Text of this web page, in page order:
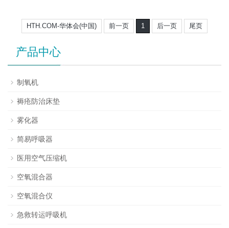
HTH.COM-华体会(中国) 前一页 1 后一页 尾页
产品中心
制氧机
褥疮防治床垫
雾化器
简易呼吸器
医用空气压缩机
空氧混合器
空氧混合仪
急救转运呼吸机